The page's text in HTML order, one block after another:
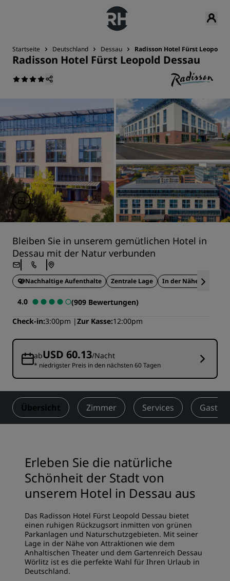
Startseite Deutschland Dessau Radisson Hotel Fürst Leopold
Radisson Hotel Fürst Leopold Dessau
Bleiben Sie in unserem gemütlichen Hotel in
Dessau mit der Natur verbunden
Nachhaltige Aufenthalte Zentrale Lage In der Nähe von
4.0
(909 Bewertungen)
Check-in 3:00pm Zur Kasse 12:00pm
abUSD 60.13/Nacht
* niedrigster Preis in den nächsten 60 Tagen
Übersicht Zimmer Services
Erleben Sie die natürliche
Schönheit der Stadt von
unserem Hotel in Dessau aus
Das Radisson Hotel Fürst Leopold Dessau bietet
einen ruhigen Rückzugsort inmitten von grünen
Parkanlagen und Naturschutzgebieten. Mit seiner
Lage in der Nähe von Attraktionen wie dem
Anhaltischen Theater und dem Gartenreich Dessau
Wörlitz ist es die perfekte Wahl für Ihren Urlaub in
Deutschland.